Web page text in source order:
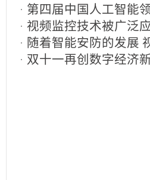
第四届中国人工智能
视频监控技术被广泛
11-18随着智能安防的发展
11-18
双十一再创数字经济